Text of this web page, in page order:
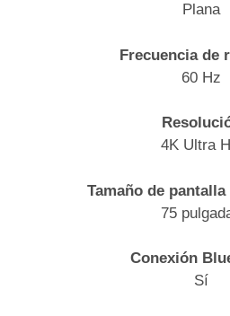
Plana
Frecuencia de
60 Hz
4K Ultra
Tamaño de
75
Conexión
Sí